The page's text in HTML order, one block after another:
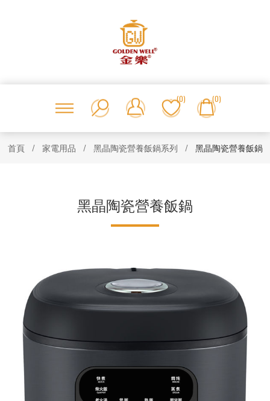
(0) (0)
首頁 / 家電用品 / 黑晶陶瓷營養飯鍋系列 / 黑晶陶瓷營養飯鍋
黑晶陶瓷營養飯鍋